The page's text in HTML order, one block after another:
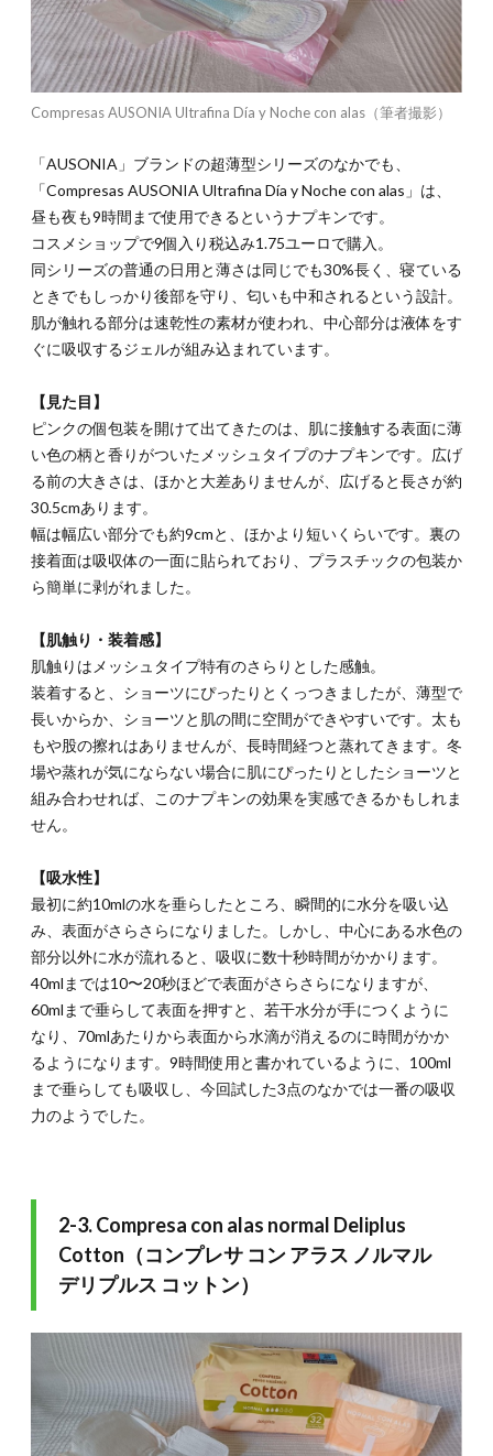
Compresas AUSONIA Ultrafina Día y Noche con alas（筆者撮影）
「AUSONIA」ブランドの超薄型シリーズのなかでも、
「Compresas AUSONIA Ultrafina Día y Noche con alas」は、
昼も夜も9時間まで使用できるというナプキンです。
コスメショップで9個入り税込み1.75ユーロで購入。
同シリーズの普通の日用と薄さは同じでも30%長く、寝ている
ときでもしっかり後部を守り、匂いも中和されるという設計。
肌が触れる部分は速乾性の素材が使われ、中心部分は液体をす
ぐに吸収するジェルが組み込まれています。
【見た目】
ピンクの個包装を開けて出てきたのは、肌に接触する表面に薄
い色の柄と香りがついたメッシュタイプのナプキンです。広げ
る前の大きさは、ほかと大差ありませんが、広げると長さが約
30.5cmあります。
幅は幅広い部分でも約9cmと、ほかより短いくらいです。裏の
接着面は吸収体の一面に貼られており、プラスチックの包装か
ら簡単に剥がれました。
【肌触り・装着感】
肌触りはメッシュタイプ特有のさらりとした感触。
装着すると、ショーツにぴったりとくっつきましたが、薄型で
長いからか、ショーツと肌の間に空間ができやすいです。太も
もや股の擦れはありませんが、長時間経つと蒸れてきます。冬
場や蒸れが気にならない場合に肌にぴったりとしたショーツと
組み合わせれば、このナプキンの効果を実感できるかもしれま
せん。
【吸水性】
最初に約10mlの水を垂らしたところ、瞬間的に水分を吸い込
み、表面がさらさらになりました。しかし、中心にある水色の
部分以外に水が流れると、吸収に数十秒時間がかかります。
40mlまでは10〜20秒ほどで表面がさらさらになりますが、
60mlまで垂らして表面を押すと、若干水分が手につくように
なり、70mlあたりから表面から水滴が消えるのに時間がかか
るようになります。9時間使用と書かれているように、100ml
まで垂らしても吸収し、今回試した3点のなかでは一番の吸収
力のようでした。
2-3. Compresa con alas normal Deliplus
Cotton（コンプレサ コン アラス ノルマル
デリプルス コットン）